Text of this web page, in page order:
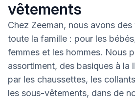
vêtements
Chez Zeeman, nous avons
toute la famille : pour les
femmes et les hommes. Nous
assortiment, des basiques à la
par les chaussettes, les
les sous-vêtements, dans de